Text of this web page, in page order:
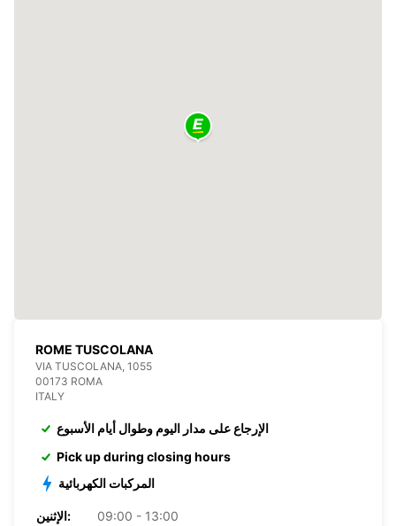
ROME TUSCOLANA
VIA TUSCOLANA, 1055
00173 ROMA
ITALY
الإرجاع على مدار اليوم وطوال أيام الأسبوع
Pick up during closing hours
المركبات الكهربائية
الإثنين:
09:00 - 13:00